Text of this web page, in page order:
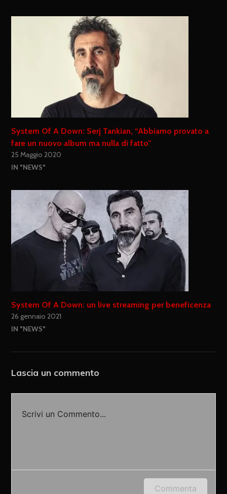
System Of A Down: Serj Tankian, “Abbiamo provato a
fare un nuovo album ma nulla di fatto”
25 Maggio 2020
IN "NEWS"
System Of A Down: un live streaming per beneficenza
26 gennaio 2021
IN "NEWS"
Lascia un commento
Scrivi un Commento...
Accedi o fornisci il tuo nome o indirizzo e-mail
Commenta